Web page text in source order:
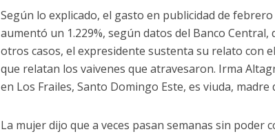
Según lo explicado, el gasto en publicidad de
aumentó un 1.229%, según datos del Banco
otros casos, el expresidente sustenta su relato con
que relatan los vaivenes que atravesaron. Irma
en Los Frailes, Santo Domingo Este, es viuda, madre
La mujer dijo que a veces pasan semanas sin poder